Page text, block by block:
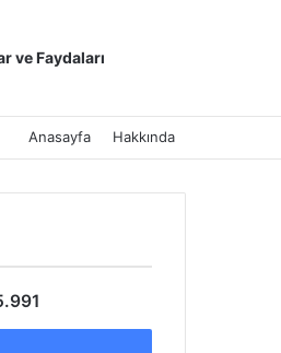
ve Faydaları
Anasayfa Hakkında